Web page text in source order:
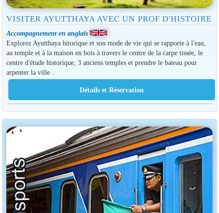
VISITER AYUTTHAYA AVEC UN PROF D'HISTOIRE
Accompagnement en anglais
Explorez Ayutthaya hitorique et son mode de vie qui se rapporte à l'eau,
au temple et à la maison en bois à travers le centre de la carpe tissée, le
centre d'étude historique, 3 anciens temples et prendre le bateau pour
arpenter la ville .